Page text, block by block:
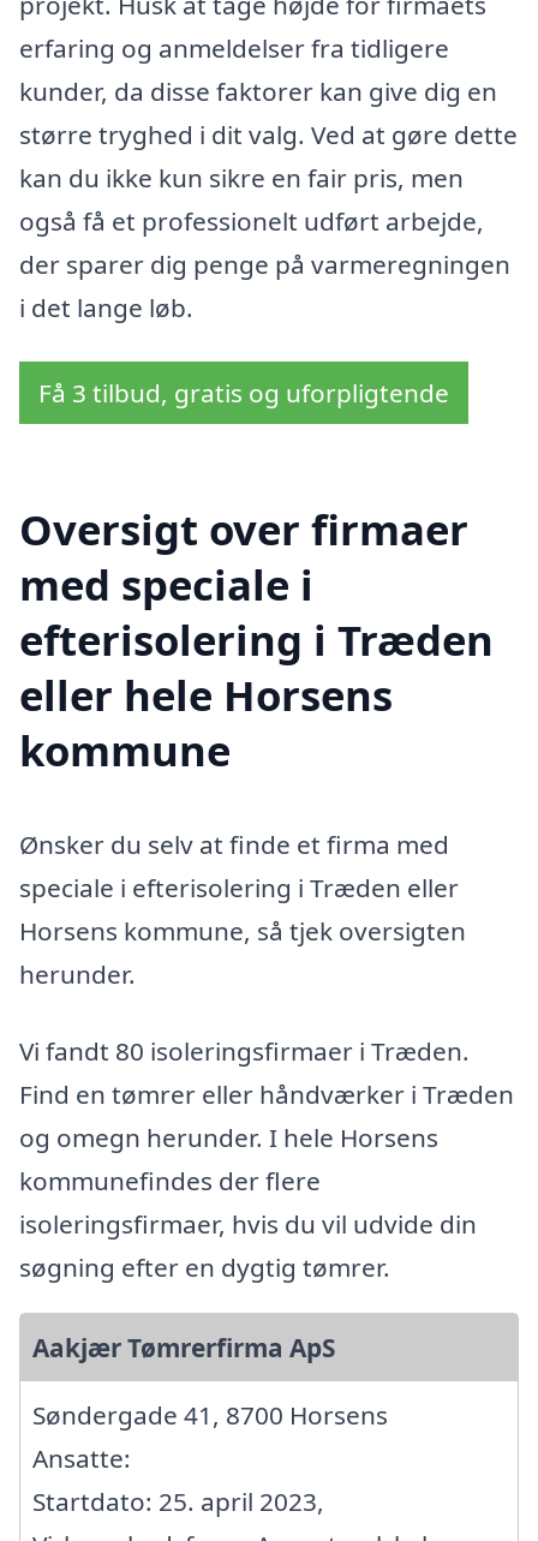
erfaring og anmeldelser fra tidligere
kunder, da disse faktorer kan give dig en
større tryghed i dit valg. Ved at gøre dette
kan du ikke kun sikre en fair pris, men
også få et professionelt udført arbejde,
der sparer dig penge på varmeregningen
i det lange løb.
Få 3 tilbud, gratis og uforpligtende
Oversigt over firmaer
med speciale i
efterisolering i Træden
eller hele Horsens
kommune
Ønsker du selv at finde et firma med
speciale i efterisolering i Træden eller
Horsens kommune, så tjek oversigten
herunder.
Vi fandt 80 isoleringsfirmaer i Træden.
Find en tømrer eller håndværker i Træden
og omegn herunder. I hele Horsens
kommunefindes der flere
isoleringsfirmaer, hvis du vil udvide din
søgning efter en dygtig tømrer.
Aakjær Tømrerfirma ApS
Søndergade 41, 8700 Horsens
Ansatte:
Startdato: 25. april 2023,